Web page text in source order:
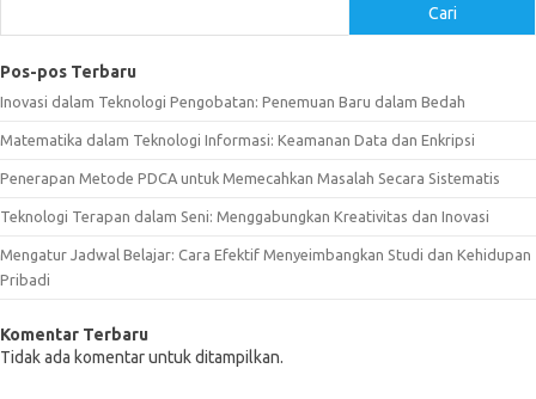
Cari
Pos-pos Terbaru
Inovasi dalam Teknologi Pengobatan: Penemuan Baru dalam Bedah
Matematika dalam Teknologi Informasi: Keamanan Data dan Enkripsi
Penerapan Metode PDCA untuk Memecahkan Masalah Secara Sistematis
Teknologi Terapan dalam Seni: Menggabungkan Kreativitas dan Inovasi
Mengatur Jadwal Belajar: Cara Efektif Menyeimbangkan Studi dan Kehidupan
Pribadi
Komentar Terbaru
Tidak ada komentar untuk ditampilkan.